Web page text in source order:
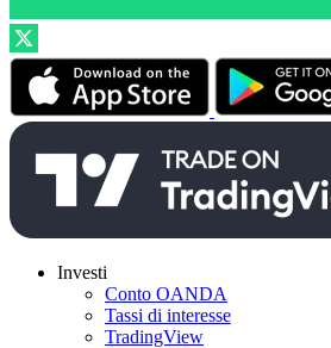
Investi
Conto OANDA
Tassi di interesse
TradingView